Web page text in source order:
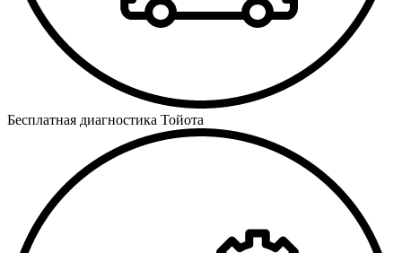
Бесплатная диагностика Тойота